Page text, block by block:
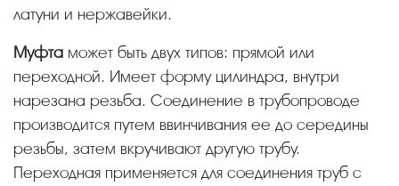
латуни и нержавейки.
Муфта может быть двух типов: прямой или
переходной. Имеет форму цилиндра, внутри
нарезана резьба. Соединение в трубопроводе
производится путем ввинчивания ее до середины
резьбы, затем вкручивают другую трубу.
Переходная применяется для соединения труб с